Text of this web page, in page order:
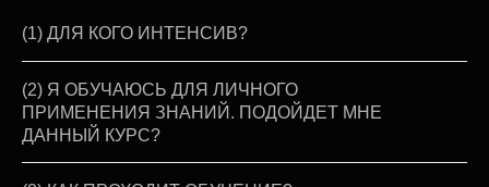
(1) ДЛЯ КОГО ИНТЕНСИВ?
(2) Я ОБУЧАЮСЬ ДЛЯ ЛИЧНОГО
ПРИМЕНЕНИЯ ЗНАНИЙ. ПОДОЙДЕТ МНЕ
ДАННЫЙ КУРС?
Политика конфиденциальности
Лицензия на осуществление
образовательной
профессиональная программа
повышения квалификации